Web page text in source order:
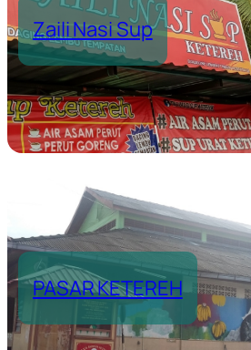
Zaili Nasi Sup
PASAR KETEREH